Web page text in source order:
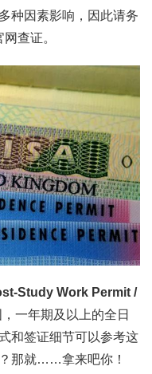
种因素影响，因此请务
查证。
Study Work Permit /
一年期及以上的全日
和签证细节可以参考这
那就……拿来吧你！